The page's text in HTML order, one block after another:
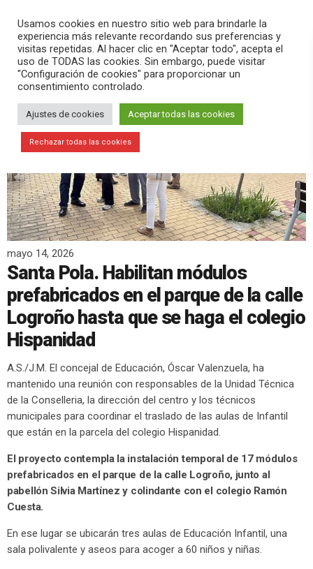
search menu pause PLAY
mayo 14, 2026
Santa Pola. Habilitan módulos
prefabricados en el parque de la calle
Logroño hasta que se haga el colegio
Hispanidad
A.S./J.M. El concejal de Educación, Óscar Valenzuela, ha
mantenido una reunión con responsables de la Unidad Técnica
de la Conselleria, la dirección del centro y los técnicos
municipales para coordinar el traslado de las aulas de Infantil
que están en la parcela del colegio Hispanidad.
El proyecto contempla la instalación temporal de 17 módulos
prefabricados en el parque de la calle Logroño, junto al
pabellón Silvia Martínez y colindante con el colegio Ramón
Cuesta.
En ese lugar se ubicarán tres aulas de Educación Infantil, una
sala polivalente y aseos para acoger a 60 niños y niñas.
Usamos cookies en nuestro sitio web para brindarle la
experiencia más relevante recordando sus preferencias y
visitas repetidas. Al hacer clic en "Aceptar todo", acepta el
uso de TODAS las cookies. Sin embargo, puede visitar
"Configuración de cookies" para proporcionar un
consentimiento controlado.
Ajustes de cookies Aceptar todas las cookies
Rechazar todas las cookies